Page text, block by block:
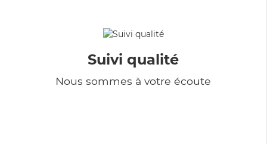
Suivi qualité
Nous sommes à votre écoute